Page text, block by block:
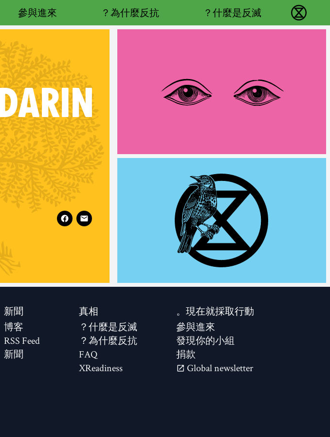
反抗滅絕 - Home
什麼是反滅？
為什麼反抗？
參與進來
Follow XR Mandarin on
現在就採取行動。
參與進來
發現你的小組
捐款
Global newsletter
真相
什麼是反滅？
為什麼反抗？
FAQ
XReadiness
新聞
博客
RSS Feed
新聞